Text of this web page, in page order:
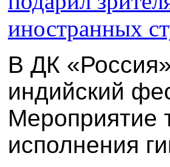
В ДК
индийский
Мероприятие
исполнения